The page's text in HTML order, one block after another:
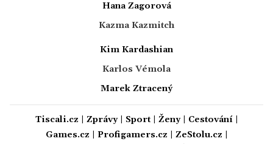
Hana Zagorová
Kazma Kazmitch
Kim Kardashian
Karlos Vémola
Marek Ztracený
Tiscali.cz Zprávy| Sport| Ženy| Cestování|
Games.cz
Profigamers.cz ZeStolu.cz